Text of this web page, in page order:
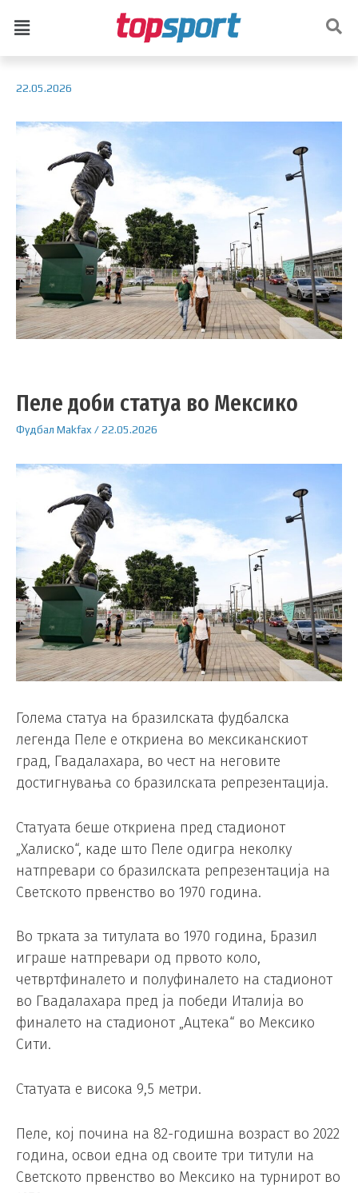
22.05.2026
Пеле доби статуа во Мексико
Фудбал Makfax /22.05.2026
Голема статуа на бразилската фудбалска
легенда Пеле е откриена во мексиканскиот
град, Гвадалахара, во чест на неговите
достигнувања со бразилската репрезентација.
Статуата беше откриена пред стадионот
„Халиско“, каде што Пеле одигра неколку
натпревари со бразилската репрезентација на
Светското првенство во 1970 година.
Во трката за титулата во 1970 година, Бразил
играше натпревари од првото коло,
четвртфиналето и полуфиналето на стадионот
во Гвадалахара пред ја победи Италија во
финалето на стадионот „Ацтека“ во Мексико
Сити.
Статуата е висока 9,5 метри.
Пеле, кој почина на 82-годишна возраст во 2022
година, освои една од своите три титули на
Светското првенство во Мексико на турнирот во